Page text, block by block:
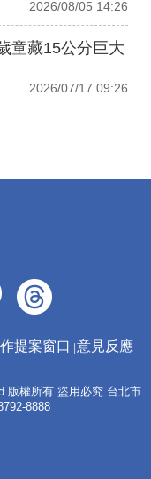
2026/08/05 14:26
童藏15公分巨大
2026/07/17 09:26
提案窗口 意見反應
版權所有 盜用必究 台北市
8888